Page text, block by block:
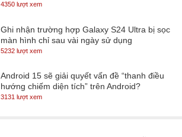
4350 lượt xem
Ghi nhận trường hợp Galaxy S24 Ultra bị sọc
màn hình chỉ sau vài ngày sử dụng
5232 lượt xem
Android 15 sẽ giải quyết vấn đề “thanh điều
hướng chiếm diện tích” trên Android?
3131 lượt xem